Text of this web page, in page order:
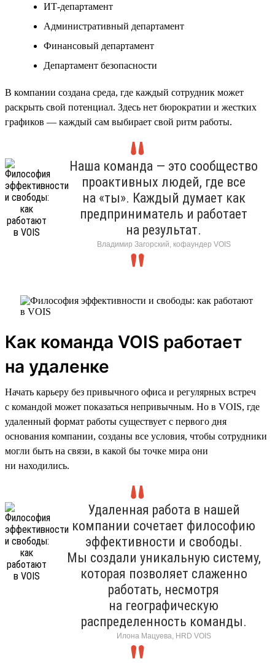
ИТ-департамент
Административный департамент
Финансовый департамент
Департамент безопасности
В компании создана среда, где каждый сотрудник может
раскрыть свой потенциал. Здесь нет бюрократии и жестких
графиков — каждый сам выбирает свой ритм работы.
Наша команда — это сообщество
проактивных людей, где все
на «ты». Каждый думает как
предприниматель и работает
на результат.
Владимир Загорский, кофаундер VOIS
Как команда VOIS работает
на удаленке
Начать карьеру без привычного офиса и регулярных встреч
с командой может показаться непривычным. Но в VOIS, где
удаленный формат работы существует с первого дня
основания компании, созданы все условия, чтобы сотрудники
могли быть на связи, в какой бы точке мира они
ни находились.
Удаленная работа в нашей
компании сочетает философию
эффективности и свободы.
Мы создали уникальную систему,
которая позволяет слаженно
работать, несмотря
на географическую
распределенность команды.
Илона Мацуева, HRD VOIS